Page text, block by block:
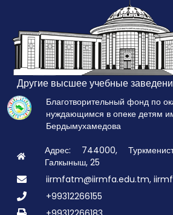
Другие высшее учебные
Благотворительный фонд по
нуждающимся в опеке детям
Бердымухамедова
Адрес: 744000,
Галкыныш, 25
iirmfatm@iirmfa.edu.tm,
+99312266155